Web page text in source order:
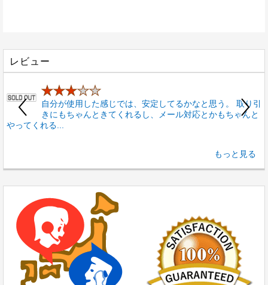
レビュー
★★★★★
自分が使用した感じでは、安定してるかなと思う。 取り引
きにもちゃんときてくれるし、メール対応とかもちゃんと
やってくれる...
もっと見る